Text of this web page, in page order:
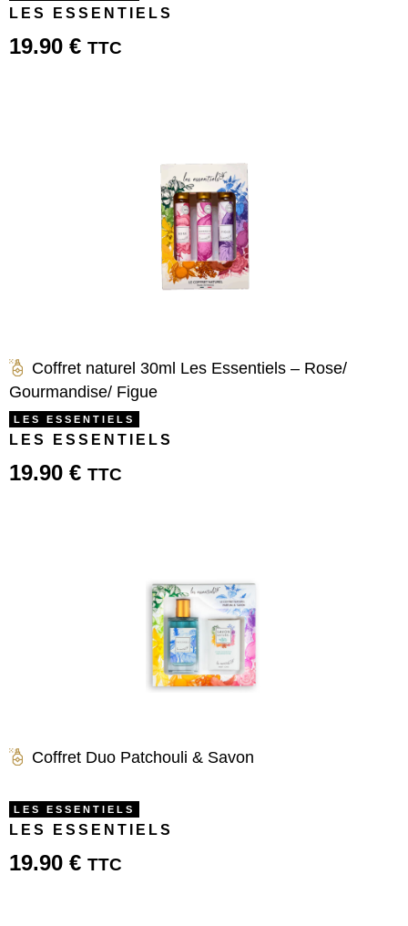
LES ESSENTIELS
19.90 € TTC
Coffret naturel 30ml Les Essentiels – Rose/
Gourmandise/ Figue
LES ESSENTIELS
LES ESSENTIELS
19.90 € TTC
Coffret Duo Patchouli & Savon
LES ESSENTIELS
LES ESSENTIELS
19.90 € TTC